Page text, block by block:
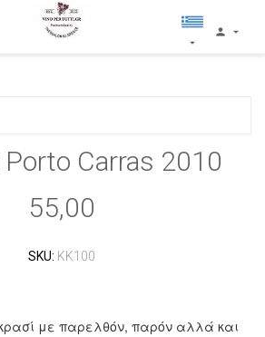
Porto Carras 2010
55,00
SKU: KK100
με παρελθόν, παρόν αλλά και